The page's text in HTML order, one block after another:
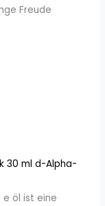
Freude
30 ml d-Alpha-
öl ist eine